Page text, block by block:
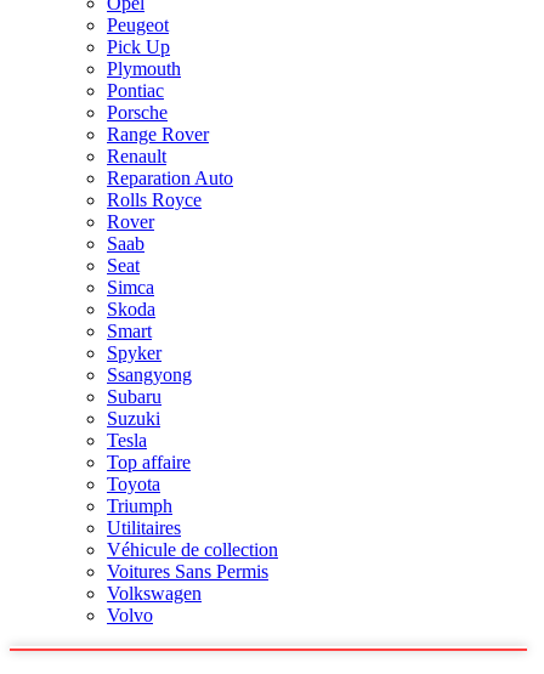
Peugeot
Pick Up
Plymouth
Pontiac
Porsche
Range Rover
Renault
Reparation Auto
Rolls Royce
Rover
Saab
Seat
Simca
Skoda
Smart
Spyker
Ssangyong
Subaru
Suzuki
Tesla
Top affaire
Toyota
Triumph
Utilitaires
Véhicule de collection
Voitures Sans Permis
Volkswagen
Volvo